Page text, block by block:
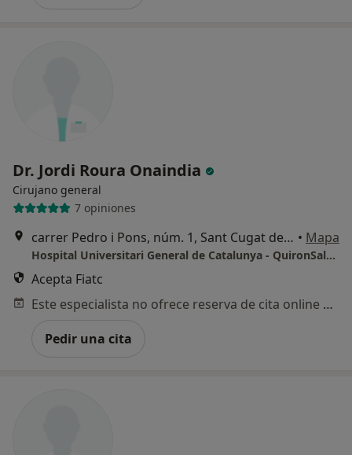
Dr. Jordi Roura Onaindia
Cirujano general
7 opiniones
carrer Pedro i Pons, núm. 1, Sant Cugat del Vallès • Mapa
Hospital Universitari General de Catalunya - QuironSalud
Acepta Fiatc
Este especialista no ofrece reserva de cita online en esta dirección.
Pedir una cita